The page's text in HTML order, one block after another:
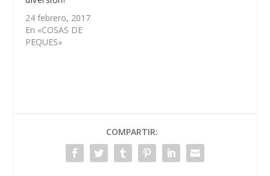
24 febrero, 2017
En «COSAS DE
PEQUES»
COMPARTIR: